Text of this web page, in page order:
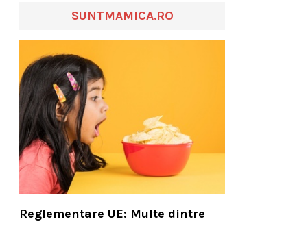
SUNTMAMICA.RO
Reglementare UE: Multe dintre